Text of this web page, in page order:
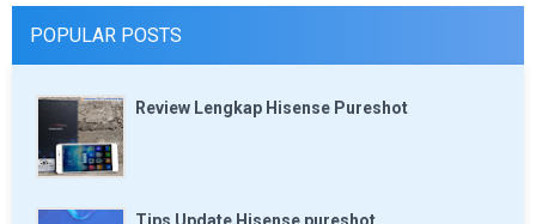
POPULAR POSTS
Review Lengkap Hisense Pureshot